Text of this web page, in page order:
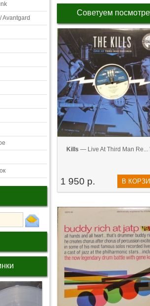
Avantgard
Советуем
Kills — Live At Third Man Re...
1 950 р. В